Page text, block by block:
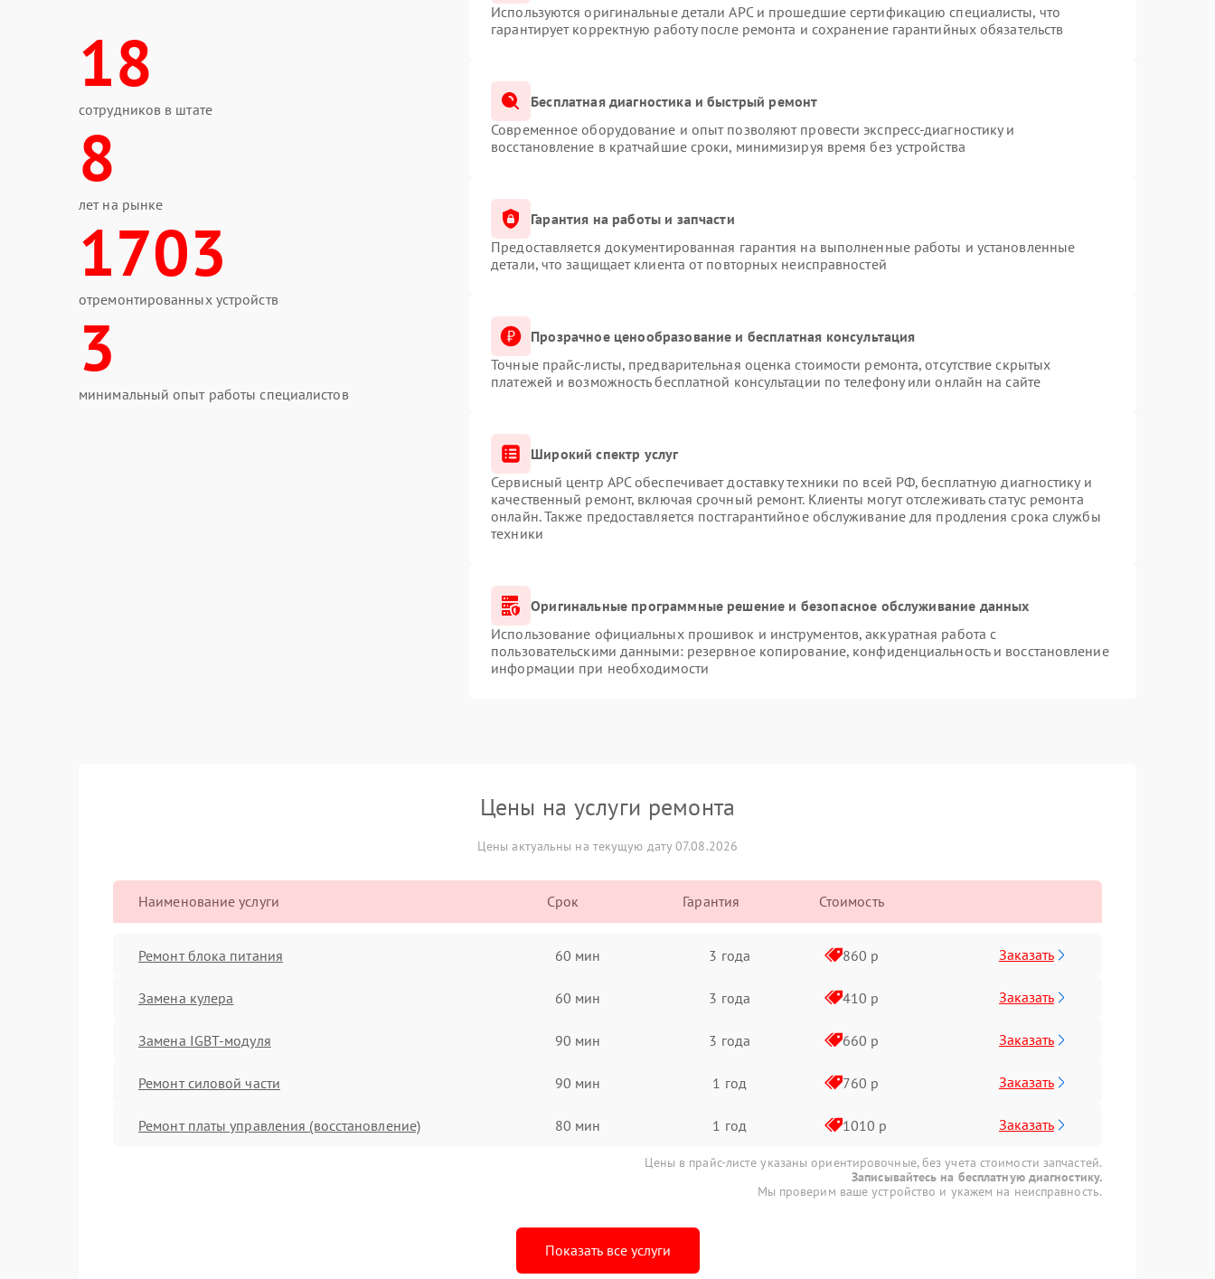
18
сотрудников в штате
8
лет на рынке
1703
отремонтированных устройств
3
минимальный опыт работы специалистов
Используются оригинальные детали APC и прошедшие сертификацию специалисты, что
гарантирует корректную работу после ремонта и сохранение гарантийных обязательств
Бесплатная диагностика и быстрый ремонт
Современное оборудование и опыт позволяют провести экспресс-диагностику и
восстановление в кратчайшие сроки, минимизируя время без устройства
Гарантия на работы и запчасти
Предоставляется документированная гарантия на выполненные работы и установленные
детали, что защищает клиента от повторных неисправностей
Прозрачное ценообразование и бесплатная консультация
Точные прайс-листы, предварительная оценка стоимости ремонта, отсутствие скрытых
платежей и возможность бесплатной консультации по телефону или онлайн на сайте
Широкий спектр услуг
Сервисный центр APC обеспечивает доставку техники по всей РФ, бесплатную диагностику и
качественный ремонт, включая срочный ремонт. Клиенты могут отслеживать статус ремонта
онлайн. Также предоставляется постгарантийное обслуживание для продления срока службы
техники
Оригинальные программные решение и безопасное обслуживание данных
Использование официальных прошивок и инструментов, аккуратная работа с
пользовательскими данными: резервное копирование, конфиденциальность и восстановление
информации при необходимости
Цены на услуги ремонта
Цены актуальны на текущую дату 07.08.2026
Наименование услуги Срок Гарантия Стоимость
Ремонт блока питания 60 мин 3 года 860 р Заказать
Замена кулера 60 мин 3 года 410 р Заказать
Замена IGBT-модуля 90 мин 3 года 660 р Заказать
Ремонт силовой части 90 мин 1 год 760 р Заказать
Ремонт платы управления (восстановление) 80 мин 1 год 1010 р Заказать
Цены в прайс-листе указаны ориентировочные, без учета стоимости запчастей.
Записывайтесь на бесплатную диагностику.
Мы проверим ваше устройство и укажем на неисправность.
Показать все услуги